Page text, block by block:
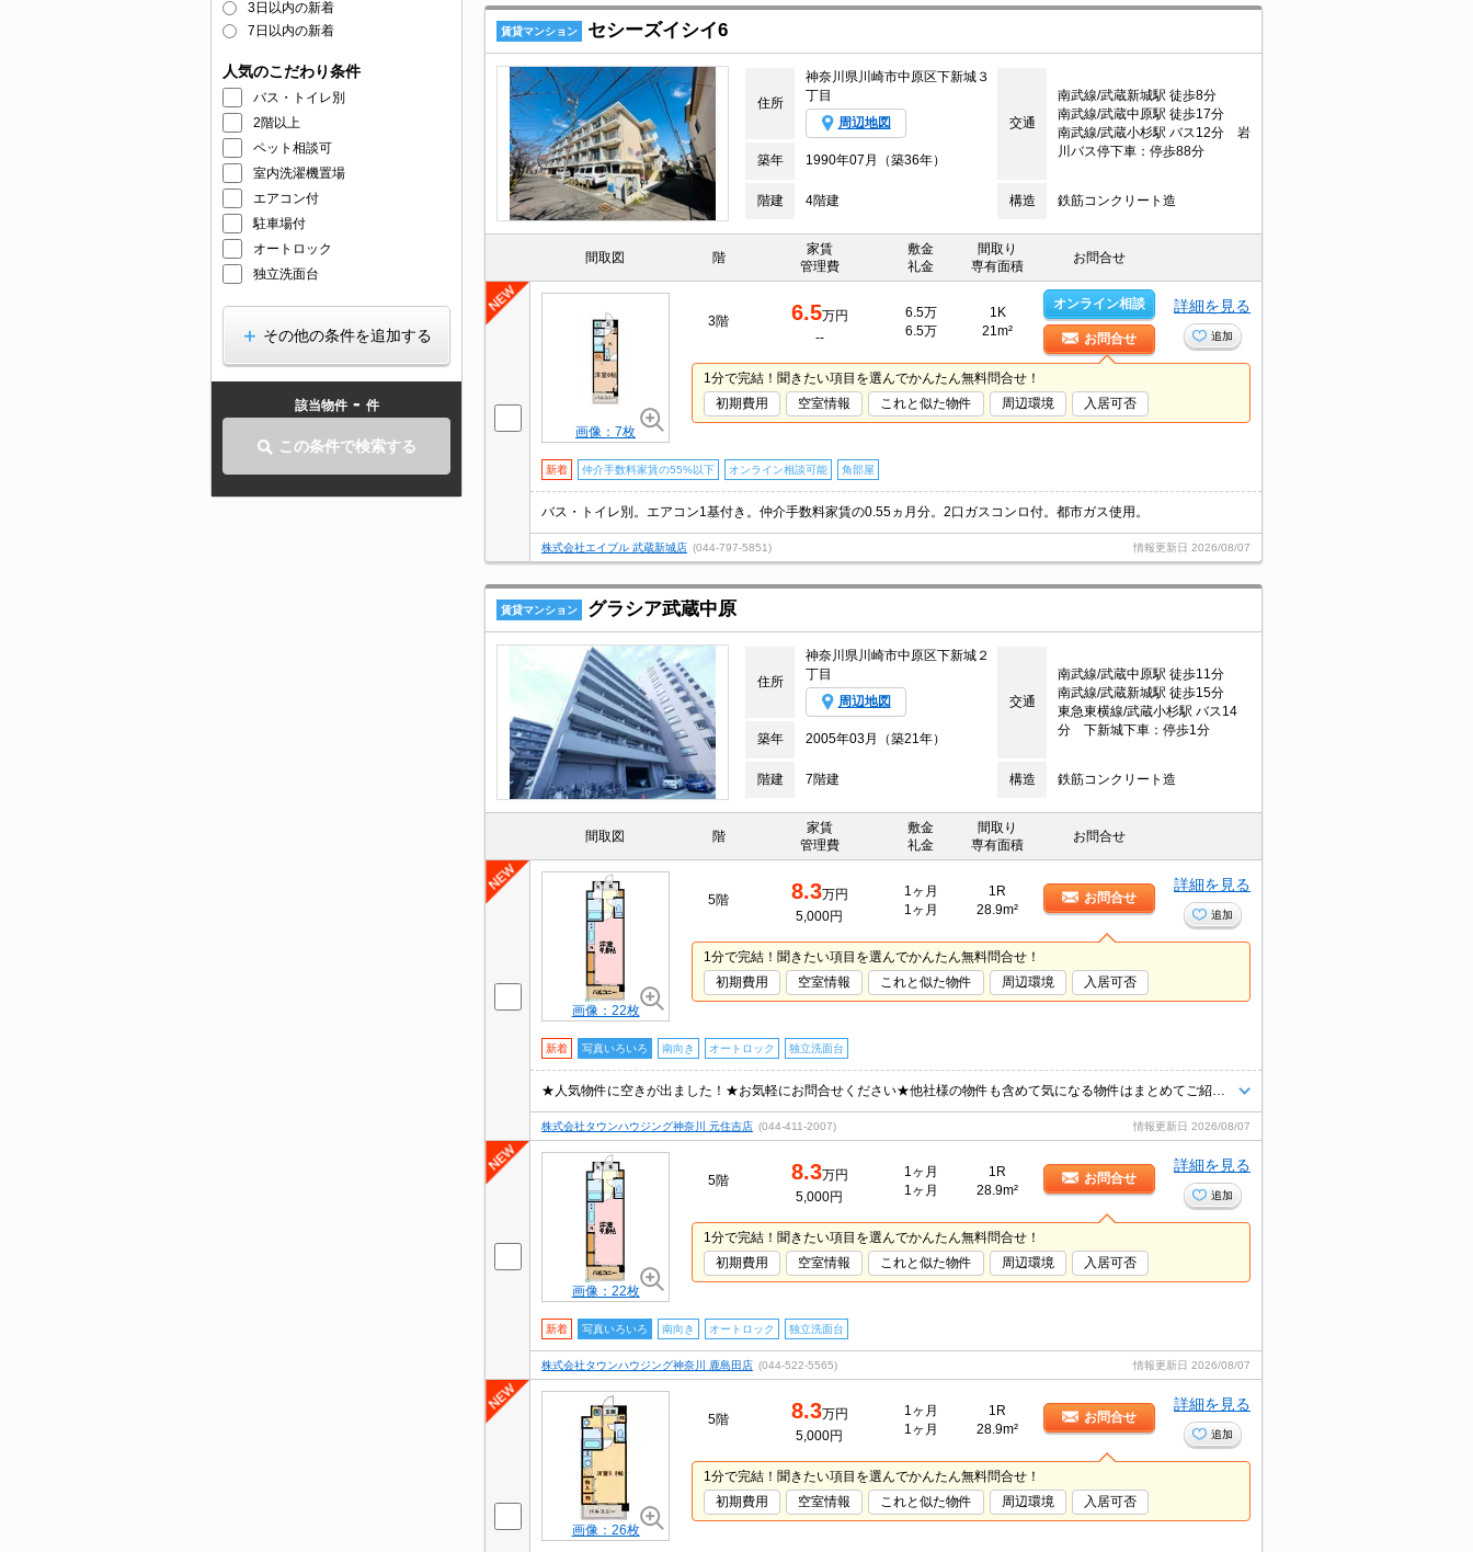
3日以内の新着
7日以内の新着
人気のこだわり条件
バス・トイレ別
2階以上
ペット相談可
室内洗濯機置場
エアコン付
駐車場付
オートロック
独立洗面台
その他の条件を追加する
該当物件 - 件
この条件で検索する
賃貸マンション セシーズイシイ6
住所
神奈川県川崎市中原区下新城３
丁目
周辺地図 交通
南武線/武蔵新城駅 徒歩8分
南武線/武蔵中原駅 徒歩17分
南武線/武蔵小杉駅 バス12分 岩
川バス停下車：停歩88分
築年 1990年07月（築36年）
階建 4階建 構造 鉄筋コンクリート造
間取図 階
家賃
管理費
敷金
礼金
間取り
専有面積
お問合せ
画像：7枚
3階 6.5万円
--
6.5万
6.5万
1K
21m²
オンライン相談
お問合せ
詳細を見る
追加
1分で完結！聞きたい項目を選んでかんたん無料問合せ！
初期費用
空室情報 これと似た物件 周辺環境 入居可否
新着 仲介手数料家賃の55%以下 オンライン相談可能 角部屋
バス・トイレ別。エアコン1基付き。仲介手数料家賃の0.55ヵ月分。2口ガスコンロ付。都市ガス使用。
株式会社エイブル 武蔵新城店 (044-797-5851) 情報更新日 2026/08/07
賃貸マンション グラシア武蔵中原
住所
神奈川県川崎市中原区下新城２
丁目
周辺地図 交通
南武線/武蔵中原駅 徒歩11分
南武線/武蔵新城駅 徒歩15分
東急東横線/武蔵小杉駅 バス14
分 下新城下車：停歩1分
築年 2005年03月（築21年）
階建 7階建 構造 鉄筋コンクリート造
間取図 階
家賃
管理費
敷金
礼金
間取り
専有面積
お問合せ
画像：22枚
5階 8.3万円
5,000円
1ヶ月
1ヶ月
1R
28.9m²
お問合せ
詳細を見る
追加
1分で完結！聞きたい項目を選んでかんたん無料問合せ！
初期費用
空室情報 これと似た物件 周辺環境 入居可否
新着 写真いろいろ 南向き オートロック 独立洗面台
株式会社タウンハウジング神奈川 元住吉店 (044-411-2007) 情報更新日 2026/08/07
画像：22枚
5階 8.3万円
5,000円
1ヶ月
1ヶ月
1R
28.9m²
お問合せ
詳細を見る
追加
1分で完結！聞きたい項目を選んでかんたん無料問合せ！
初期費用
空室情報 これと似た物件 周辺環境 入居可否
新着 写真いろいろ 南向き オートロック 独立洗面台
株式会社タウンハウジング神奈川 鹿島田店 (044-522-5565) 情報更新日 2026/08/07
画像：26枚
5階 8.3万円
5,000円
1ヶ月
1ヶ月
1R
28.9m²
お問合せ
詳細を見る
追加
1分で完結！聞きたい項目を選んでかんたん無料問合せ！
初期費用
空室情報 これと似た物件 周辺環境 入居可否